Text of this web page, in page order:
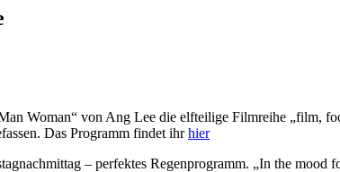
Woman“ von Ang Lee die elfteilige Filmreihe „film,
Das Programm findet ihrhier
– perfektes Regenprogramm. „In the